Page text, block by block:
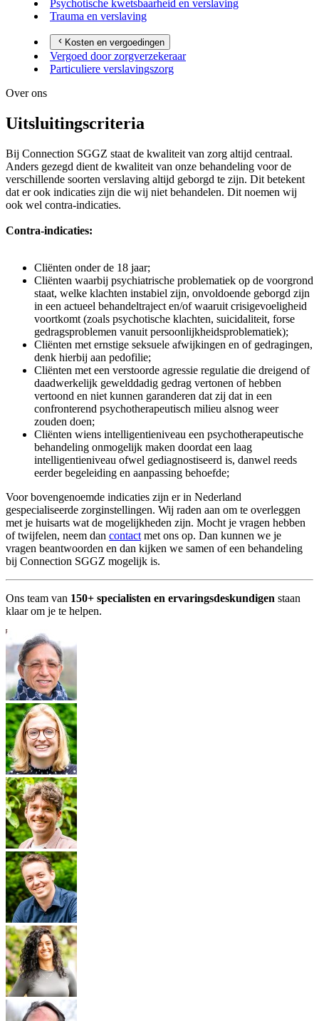
Psychotische kwetsbaarheid en verslaving
Trauma en verslaving
Kosten en vergoedingen
Vergoed door zorgverzekeraar
Particuliere verslavingszorg
Over ons
Uitsluitingscriteria
Bij Connection SGGZ staat de kwaliteit van zorg altijd centraal.
Anders gezegd dient de kwaliteit van onze behandeling voor de
verschillende soorten verslaving altijd geborgd te zijn. Dit betekent
dat er ook indicaties zijn die wij niet behandelen. Dit noemen wij
ook wel contra-indicaties.
Contra-indicaties:
Cliënten onder de 18 jaar;
Cliënten waarbij psychiatrische problematiek op de voorgrond
staat, welke klachten instabiel zijn, onvoldoende geborgd zijn
in een actueel behandeltraject en/of waaruit crisigevoeligheid
voortkomt (zoals psychotische klachten, suicidaliteit, forse
gedragsproblemen vanuit persoonlijkheidsproblematiek);
Cliënten met ernstige seksuele afwijkingen en of gedragingen,
denk hierbij aan pedofilie;
Cliënten met een verstoorde agressie regulatie die dreigend of
daadwerkelijk gewelddadig gedrag vertonen of hebben
vertoond en niet kunnen garanderen dat zij dat in een
confronterend psychotherapeutisch milieu alsnog weer
zouden doen;
Cliënten wiens intelligentieniveau een psychotherapeutische
behandeling onmogelijk maken doordat een laag
intelligentieniveau ofwel gediagnostiseerd is, danwel reeds
eerder begeleiding en aanpassing behoefde;
Voor bovengenoemde indicaties zijn er in Nederland
gespecialiseerde zorginstellingen. Wij raden aan om te overleggen
met je huisarts wat de mogelijkheden zijn. Mocht je vragen hebben
of twijfelen, neem dan contact met ons op. Dan kunnen we je
vragen beantwoorden en dan kijken we samen of een behandeling
bij Connection SGGZ mogelijk is.
Ons team van 150+ specialisten en ervaringsdeskundigen staan
klaar om je te helpen.